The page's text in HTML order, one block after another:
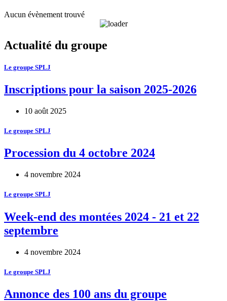
Aucun évènement trouvé
Actualité du groupe
Le groupe SPLJ
Inscriptions pour la saison 2025-2026
10 août 2025
Le groupe SPLJ
Procession du 4 octobre 2024
4 novembre 2024
Le groupe SPLJ
Week-end des montées 2024 - 21 et 22
septembre
4 novembre 2024
Le groupe SPLJ
Annonce des 100 ans du groupe